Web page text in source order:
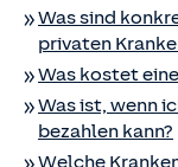
Was sind
privaten
Was kostet
Was ist, wenn
bezahlen kann?
Welche